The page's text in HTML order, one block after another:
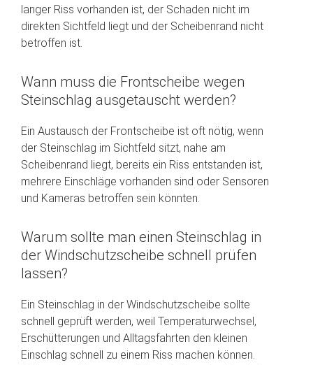
langer Riss vorhanden ist, der Schaden nicht im
direkten Sichtfeld liegt und der Scheibenrand nicht
betroffen ist.
Wann muss die Frontscheibe wegen
Steinschlag ausgetauscht werden?
Ein Austausch der Frontscheibe ist oft nötig, wenn
der Steinschlag im Sichtfeld sitzt, nahe am
Scheibenrand liegt, bereits ein Riss entstanden ist,
mehrere Einschläge vorhanden sind oder Sensoren
und Kameras betroffen sein könnten.
Warum sollte man einen Steinschlag in
der Windschutzscheibe schnell prüfen
lassen?
Ein Steinschlag in der Windschutzscheibe sollte
schnell geprüft werden, weil Temperaturwechsel,
Erschütterungen und Alltagsfahrten den kleinen
Einschlag schnell zu einem Riss machen können.